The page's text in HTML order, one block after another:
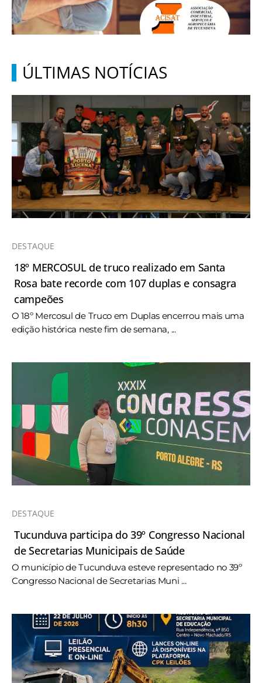
ÚLTIMAS NOTÍCIAS
DESTAQUE
18º MERCOSUL de truco realizado em Santa
Rosa bate recorde com 107 duplas e consagra
campeões
O 18º Mercosul de Truco em Duplas encerrou mais uma
edição histórica neste fim de semana, ...
DESTAQUE
Tucunduva participa do 39º Congresso Nacional
de Secretarias Municipais de Saúde
O município de Tucunduva esteve representado no 39º
Congresso Nacional de Secretarias Muni ...